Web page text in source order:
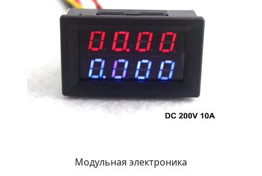
Модульная электроника